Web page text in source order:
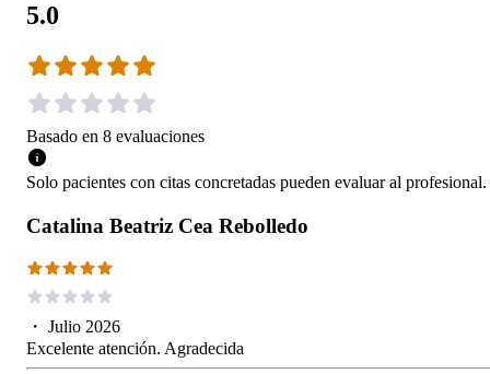
5.0
Basado en 8 evaluaciones
Solo pacientes con citas concretadas pueden evaluar al profesional.
Catalina Beatriz Cea Rebolledo
・ Julio 2026
Excelente atención. Agradecida